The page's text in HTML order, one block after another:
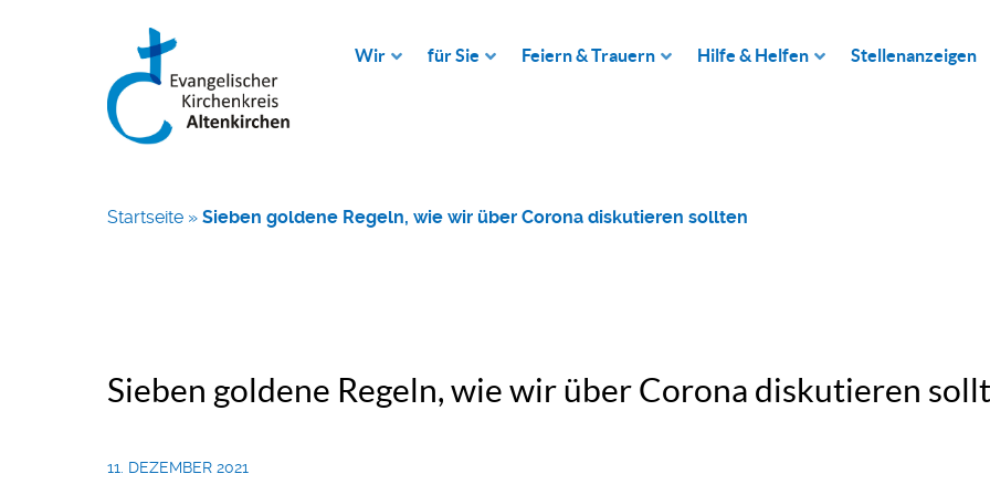
Wir für Sie Feiern & Trauern Hilfe & Helfen Stellenanzeigen
Startseite » Sieben goldene Regeln, wie wir über Corona diskutieren sollten
Sieben goldene Regeln, wie wir über Corona diskutieren
11. DEZEMBER 2021